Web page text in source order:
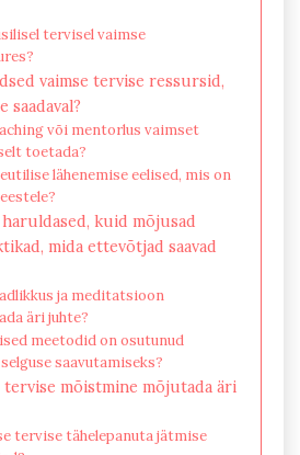
tervisel vaimse
vaimse tervise ressursid,
saadaval?
või mentorlus vaimset
toetada?
lähenemise eelised, mis on
kuid mõjusad
mida ettevõtjad saavad
ja meditatsioon
äri juhte?
meetodid on osutunud
saavutamiseks?
tervise mõistmine mõjutada äri
tervise tähelepanuta jätmise